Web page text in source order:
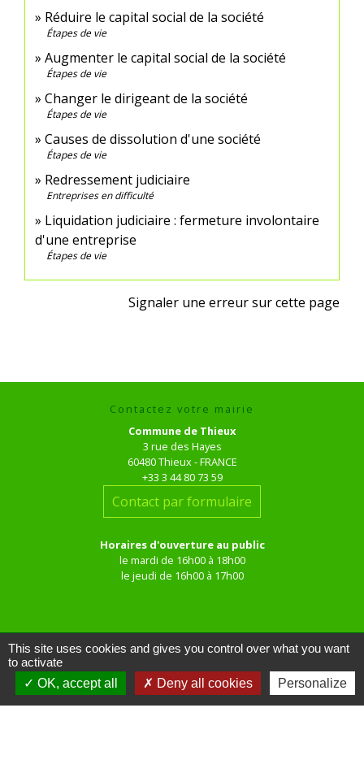
Réduire le capital social de la société
Étapes de vie
Augmenter le capital social de la société
Étapes de vie
Changer le dirigeant de la société
Étapes de vie
Causes de dissolution d'une société
Étapes de vie
Redressement judiciaire
Entreprises en difficulté
Liquidation judiciaire : fermeture involontaire
d'une entreprise
Étapes de vie
Signaler une erreur sur cette page
Contactez votre mairie
Commune de Thieux
3 rue des Hayes
60480 Thieux - FRANCE
+33 3 44 80 73 59
Contact par formulaire
Horaires d'ouverture au public
le mardi de 16h00 à 18h00
le jeudi de 16h00 à 17h00
Liens
This site uses cookies and gives you control over what you want
to activate
OK, accept all
Deny all cookies Personalize